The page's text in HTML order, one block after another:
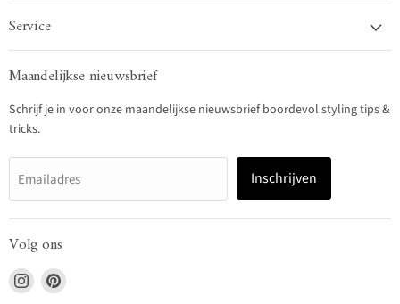
Service
Maandelijkse nieuwsbrief
Schrijf je in voor onze maandelijkse nieuwsbrief boordevol styling tips &
tricks.
Emailadres Inschrijven
Volg ons
Vind
ons
Vind